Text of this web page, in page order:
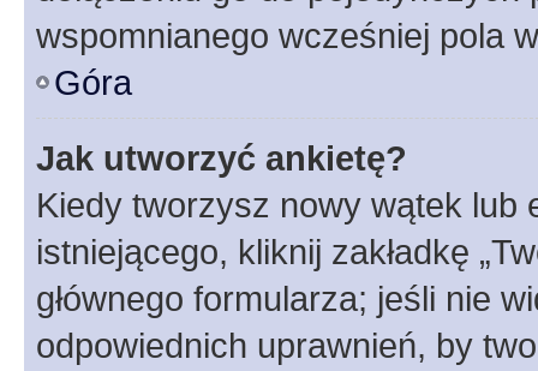
wspomnianego wcześniej pola
Góra
Jak utworzyć ankietę?
Kiedy tworzysz nowy wątek lub
istniejącego, kliknij zakładkę
głównego formularza; jeśli nie
odpowiednich uprawnień, by